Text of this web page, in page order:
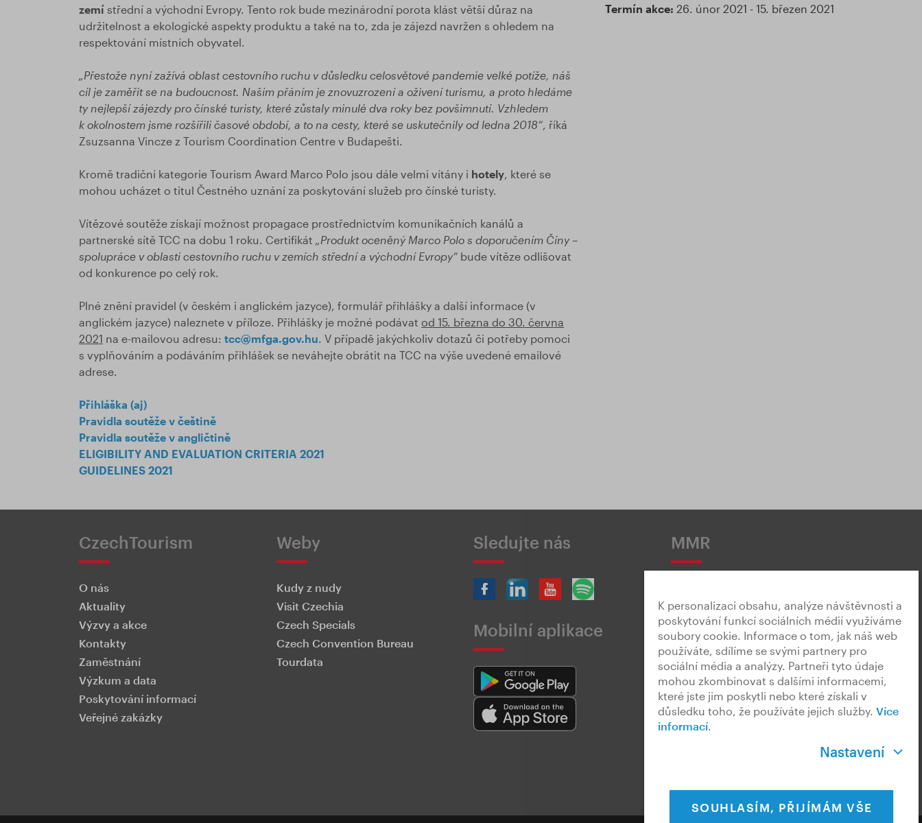
zemí střední a východní Evropy. Tento rok bude mezinárodní porota klást větší důraz na
udržitelnost a ekologické aspekty produktu a také na to, zda je zájezd navržen s ohledem na
respektování místních obyvatel.
„Přestože nyní zažívá oblast cestovního ruchu v důsledku celosvětové pandemie velké potíže, náš
cíl je zaměřit se na budoucnost. Naším přáním je znovuzrození a oživení turismu, a proto hledáme
ty nejlepší zájezdy pro čínské turisty, které zůstaly minulé dva roky bez povšimnutí. Vzhledem
k okolnostem jsme rozšířili časové období, a to na cesty, které se uskutečnily od ledna 2018“, říká
Zsuzsanna Vincze z Tourism Coordination Centre v Budapešti.
Kromě tradiční kategorie Tourism Award Marco Polo jsou dále velmi vítány i hotely, které se
mohou ucházet o titul Čestného uznání za poskytování služeb pro čínské turisty.
Vítězové soutěže získají možnost propagace prostřednictvím komunikačních kanálů a
partnerské sítě TCC na dobu 1 roku. Certifikát „Produkt oceněný Marco Polo s doporučením Číny –
spolupráce v oblasti cestovního ruchu v zemích střední a východní Evropy“ bude vítěze odlišovat
od konkurence po celý rok.
Plné znění pravidel (v českém i anglickém jazyce), formulář přihlášky a další informace (v
anglickém jazyce) naleznete v příloze. Přihlášky je možné podávat od 15. března do 30. června
2021 na e-mailovou adresu: tcc@mfga.gov.hu. V případě jakýchkoliv dotazů či potřeby pomoci
s vyplňováním a podáváním přihlášek se neváhejte obrátit na TCC na výše uvedené emailové
adrese.
Přihláška (aj)
Pravidla soutěže v češtině
Pravidla soutěže v angličtině
ELIGIBILITY AND EVALUATION CRITERIA 2021
GUIDELINES 2021
Termín akce: 26. únor 2021 - 15. březen 2021
CzechTourism
O nás
Aktuality
Výzvy a akce
Kontakty
Zaměstnání
Výzkum a data
Poskytování informací
Veřejné zakázky
Weby
Kudy z nudy
Visit Czechia
Czech Specials
Czech Convention Bureau
Tourdata
Sledujte nás
Mobilní aplikace
MMR
Snadné čtení
Český znakový jazyk
K personalizaci obsahu, analýze návštěvnosti a
poskytování funkcí sociálních médií využíváme
soubory cookie. Informace o tom, jak náš web
používáte, sdílíme se svými partnery pro
sociální média a analýzy. Partneři tyto údaje
mohou zkombinovat s dalšími informacemi,
které jste jim poskytli nebo které získali v
důsledku toho, že používáte jejich služby. Více
informací.
Nastavení
SOUHLASÍM, PŘIJÍMÁM VŠE